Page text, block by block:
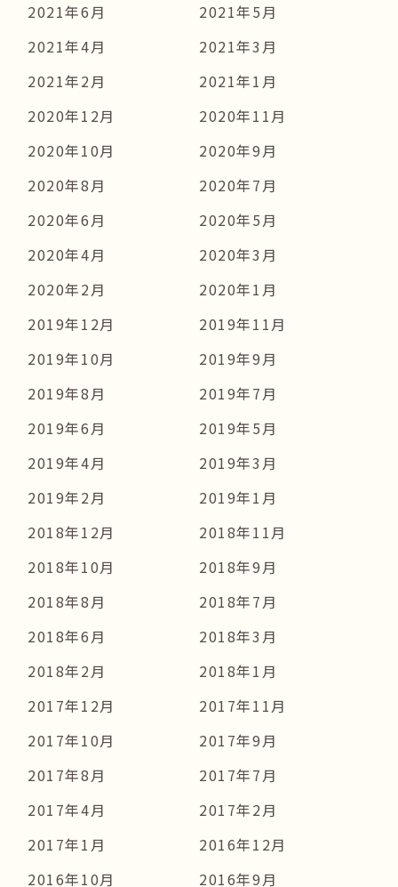
2021年6月
2021年5月
2021年4月
2021年3月
2021年2月
2021年1月
2020年12月
2020年11月
2020年10月
2020年9月
2020年8月
2020年7月
2020年6月
2020年5月
2020年4月
2020年3月
2020年2月
2020年1月
2019年12月
2019年11月
2019年10月
2019年9月
2019年8月
2019年7月
2019年6月
2019年5月
2019年4月
2019年3月
2019年2月
2019年1月
2018年12月
2018年11月
2018年10月
2018年9月
2018年8月
2018年7月
2018年6月
2018年3月
2018年2月
2018年1月
2017年12月
2017年11月
2017年10月
2017年9月
2017年8月
2017年7月
2017年4月
2017年2月
2017年1月
2016年12月
2016年10月
2016年9月